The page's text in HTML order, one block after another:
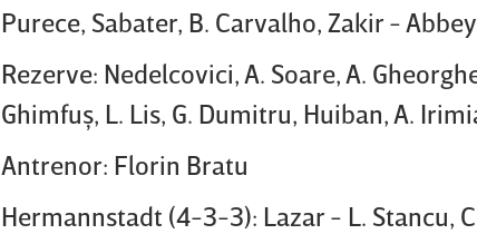
Purece, Sabater, B. Carvalho, Zakir -
Rezerve: Nedelcovici, A. Soare, A.
Ghimfuş, L. Lis, G. Dumitru, Huiban, A.
Antrenor: Florin Bratu
Hermannstadt (4-3-3): Lazar - L. Stancu,